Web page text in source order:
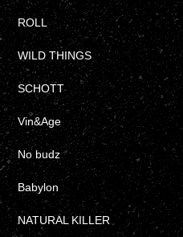
ROLL
WILD THINGS
SCHOTT
Vin&Age
No budz
Babylon
NATURAL KILLER